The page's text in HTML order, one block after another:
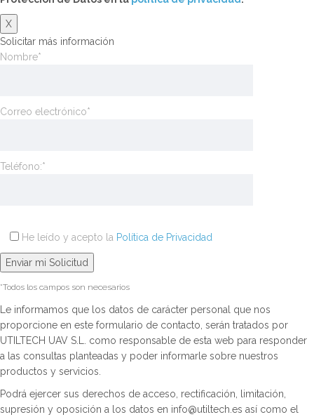
X
Solicitar más información
Nombre*
Correo electrónico*
Teléfono:*
He leído y acepto la Política de Privacidad
*Todos los campos son necesarios
Le informamos que los datos de carácter personal que nos
proporcione en este formulario de contacto, serán tratados por
UTILTECH UAV S.L. como responsable de esta web para responder
a las consultas planteadas y poder informarle sobre nuestros
productos y servicios.
Podrá ejercer sus derechos de acceso, rectificación, limitación,
supresión y oposición a los datos en info@utiltech.es así como el